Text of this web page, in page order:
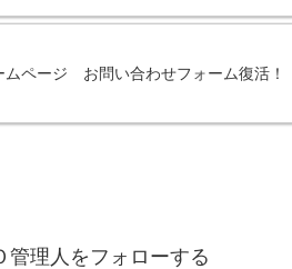
ムページ お問い合わせフォーム復活！
管理人をフォローする